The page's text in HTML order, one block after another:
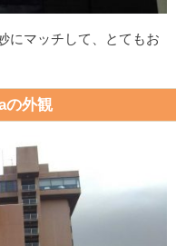
にマッチして、とてもお
の外観